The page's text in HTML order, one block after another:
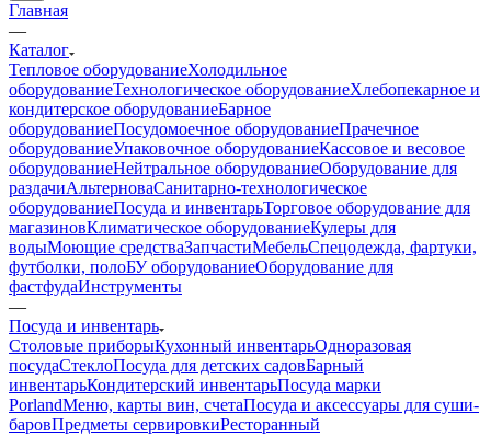
Главная
—
Каталог
Тепловое оборудованиеХолодильное
оборудованиеТехнологическое оборудованиеХлебопекарное и
кондитерское оборудованиеБарное
оборудованиеПосудомоечное оборудованиеПрачечное
оборудованиеУпаковочное оборудованиеКассовое и весовое
оборудованиеНейтральное оборудованиеОборудование для
раздачиАльтерноваСанитарно-технологическое
оборудованиеПосуда и инвентарьТорговое оборудование для
магазиновКлиматическое оборудованиеКулеры для
водыМоющие средстваЗапчастиМебельСпецодежда, фартуки,
футболки, полоБУ оборудованиеОборудование для
фастфудаИнструменты
—
Посуда и инвентарь
Столовые приборыКухонный инвентарьОдноразовая
посудаСтеклоПосуда для детских садовБарный
инвентарьКондитерский инвентарьПосуда марки
PorlandМеню, карты вин, счетаПосуда и аксессуары для суши-
баровПредметы сервировкиРесторанный